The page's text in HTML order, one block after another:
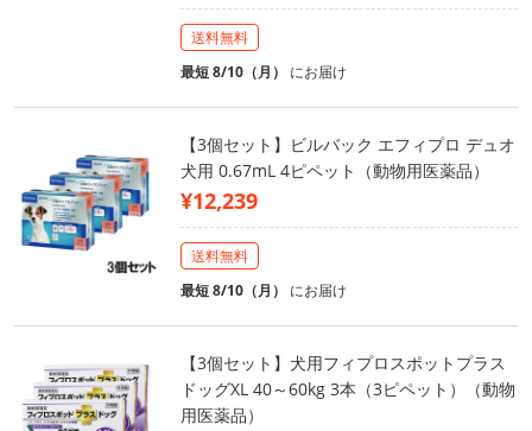
送料無料
最短 8/10（月） にお届け
【3個セット】ビルバック エフィプロ デュオ
犬用 0.67mL 4ピペット（動物用医薬品）
¥12,239
送料無料
最短 8/10（月） にお届け
【3個セット】犬用フィプロスポットプラス
ドッグXL 40～60kg 3本（3ピペット）（動物
用医薬品）